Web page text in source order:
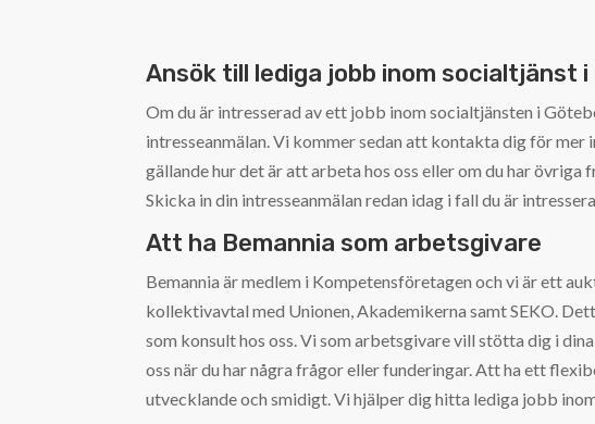
Ansök till lediga jobb inom socialtjänst i
Om du är intresserad av ett jobb inom socialtjänsten i
intresseanmälan. Vi kommer sedan att kontakta dig för
gällande hur det är att arbeta hos oss eller om du har
Skicka in din intresseanmälan redan idag i fall du är
Att ha Bemannia som arbetsgivare
Bemannia är medlem i Kompetensföretagen och vi är ett
kollektivavtal med Unionen, Akademikerna samt SEKO.
som konsult hos oss. Vi som arbetsgivare vill stötta dig i
oss när du har några frågor eller funderingar. Att ha ett
utvecklande och smidigt. Vi hjälper dig hitta lediga jobb